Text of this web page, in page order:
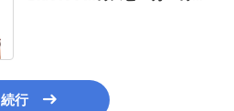
続行